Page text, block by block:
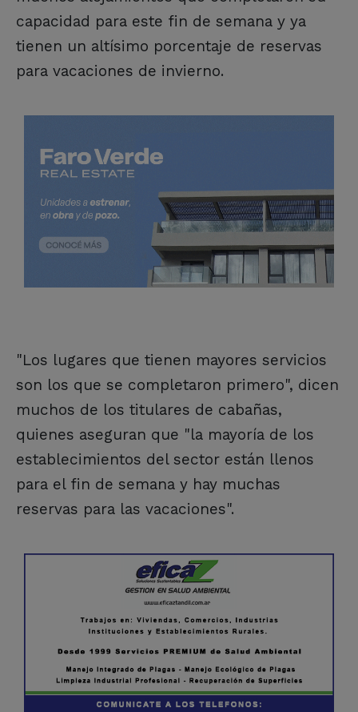
capacidad para este fin de semana y ya
tienen un altísimo porcentaje de reservas
para vacaciones de invierno.
"Los lugares que tienen mayores servicios
son los que se completaron primero", dicen
muchos de los titulares de cabañas,
quienes aseguran que "la mayoría de los
establecimientos del sector están llenos
para el fin de semana y hay muchas
reservas para las vacaciones".